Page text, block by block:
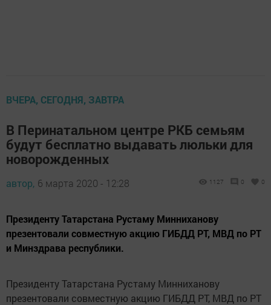
ВЧЕРА, СЕГОДНЯ, ЗАВТРА
В Перинатальном центре РКБ семьям
будут бесплатно выдавать люльки для
новорожденных
автор, 6 марта 2020 - 12:28 1127 0 0
Президенту Татарстана Рустаму Минниханову
презентовали совместную акцию ГИБДД РТ, МВД по РТ
и Минздрава республики.
Президенту Татарстана Рустаму Минниханову
презентовали совместную акцию ГИБДД РТ, МВД по РТ